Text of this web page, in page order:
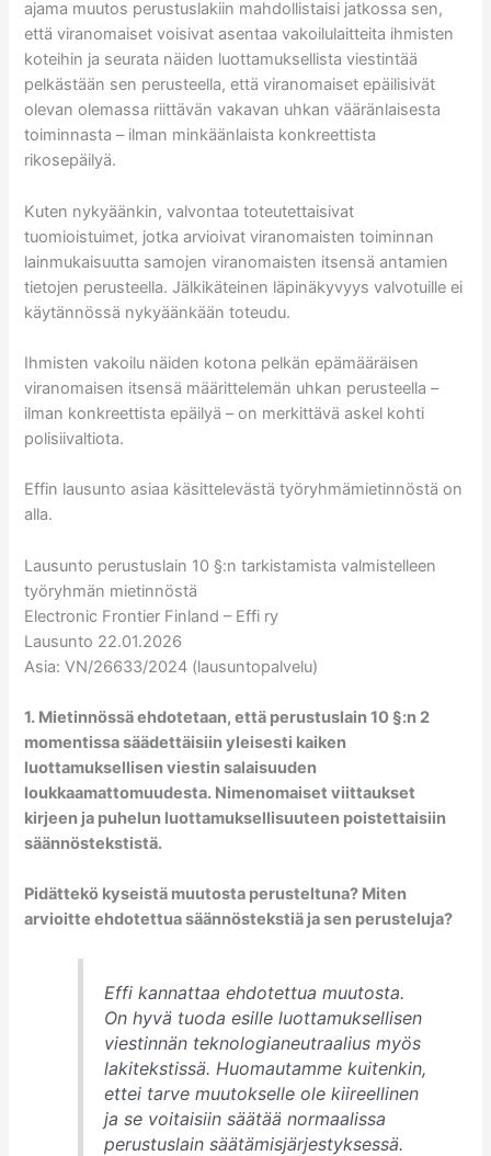
ajama muutos perustuslakiin mahdollistaisi jatkossa sen,
että viranomaiset voisivat asentaa vakoilulaitteita ihmisten
koteihin ja seurata näiden luottamuksellista viestintää
pelkästään sen perusteella, että viranomaiset epäilisivät
olevan olemassa riittävän vakavan uhkan vääränlaisesta
toiminnasta – ilman minkäänlaista konkreettista
rikosepäilyä.
Kuten nykyäänkin, valvontaa toteutettaisivat
tuomioistuimet, jotka arvioivat viranomaisten toiminnan
lainmukaisuutta samojen viranomaisten itsensä antamien
tietojen perusteella. Jälkikäteinen läpinäkyvyys valvotuille ei
käytännössä nykyäänkään toteudu.
Ihmisten vakoilu näiden kotona pelkän epämääräisen
viranomaisen itsensä määrittelemän uhkan perusteella –
ilman konkreettista epäilyä – on merkittävä askel kohti
polisiivaltiota.
Effin lausunto asiaa käsittelevästä työryhmämietinnöstä on
alla.
Lausunto perustuslain 10 §:n tarkistamista valmistelleen
työryhmän mietinnöstä
Electronic Frontier Finland – Effi ry
Lausunto 22.01.2026
Asia: VN/26633/2024 (lausuntopalvelu)
1. Mietinnössä ehdotetaan, että perustuslain 10 §:n 2
momentissa säädettäisiin yleisesti kaiken
luottamuksellisen viestin salaisuuden
loukkaamattomuudesta. Nimenomaiset viittaukset
kirjeen ja puhelun luottamuksellisuuteen poistettaisiin
säännöstekstistä.
Pidättekö kyseistä muutosta perusteltuna? Miten
arvioitte ehdotettua säännöstekstiä ja sen perusteluja?
Effi kannattaa ehdotettua muutosta.
On hyvä tuoda esille luottamuksellisen
viestinnän teknologianeutraalius myös
lakitekstissä. Huomautamme kuitenkin,
ettei tarve muutokselle ole kiireellinen
ja se voitaisiin säätää normaalissa
perustuslain säätämisjärjestyksessä.